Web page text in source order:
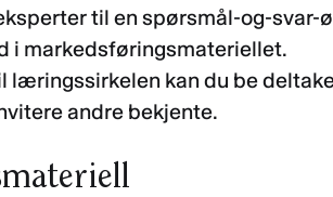
til en spørsmål-og-
i markedsføringsmateriellet.
læringssirkelen kan du be
andre bekjente.